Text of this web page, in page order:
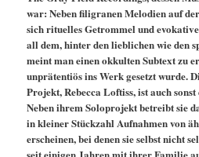
war: Neben filigranen Melodien auf der
sich rituelles Getrommel und
all dem, hinter den lieblichen wie den
meint man einen okkulten Subtext zu
unprätentiös ins Werk gesetzt wurde.
Projekt, Rebecca Loftiss, ist auch
Neben ihrem Soloprojekt betreibt sie
in kleiner Stückzahl Aufnahmen von
erscheinen, bei denen sie selbst nicht